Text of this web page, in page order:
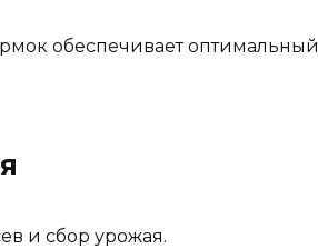
обеспечивает оптимальный
и сбор урожая.